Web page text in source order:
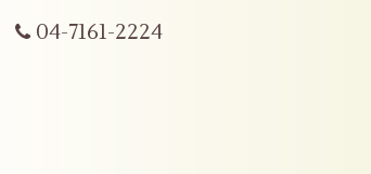
04-7161-2224